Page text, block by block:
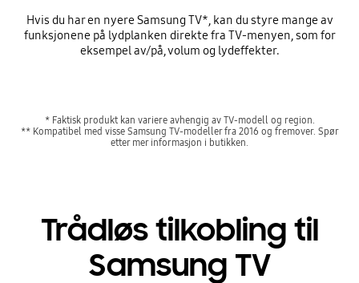
Hvis du har en nyere Samsung TV*, kan du styre mange av
funksjonene på lydplanken direkte fra TV-menyen, som for
eksempel av/på, volum og lydeffekter.
* Faktisk produkt kan variere avhengig av TV-modell og region.
** Kompatibel med visse Samsung TV-modeller fra 2016 og fremover. Spør
etter mer informasjon i butikken.
Trådløs tilkobling til
Samsung TV